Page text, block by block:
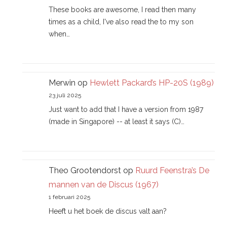
These books are awesome, I read then many
times as a child, I've also read the to my son
when…
Merwin op Hewlett Packard’s HP-20S (1989)
23 juli 2025
Just want to add that I have a version from 1987
(made in Singapore) -- at least it says (C)…
Theo Grootendorst op Ruurd Feenstra’s De
mannen van de Discus (1967)
1 februari 2025
Heeft u het boek de discus valt aan?